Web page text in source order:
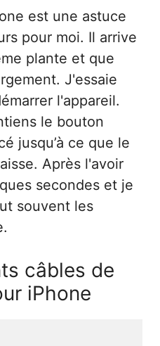
est une astuce
pour moi. Il arrive
plante et que
J'essaie
l'appareil.
le bouton
jusqu’à ce que le
Après l'avoir
secondes et je
souvent les
câbles de
iPhone